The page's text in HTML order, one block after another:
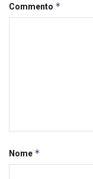
Commento *
Nome *